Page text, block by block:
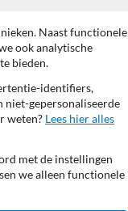
dit?
Naast functionele
ook analytische
bieden.
identifiers,
niet-gepersonaliseerde
weten? Lees hier alles
met de instellingen
we alleen functionele